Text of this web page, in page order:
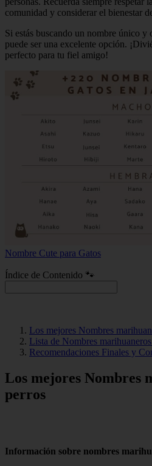
comunidad y considerar el bienestar
Si estás buscando un nombre único y
puede ser una excelente opción.
perfecto para tu fiel amigo!
Nombre Cute para Gatos
Índice de Contenido 🐾
Los mejores Nombres
Lista de Nombres
Recomendaciones Finales y
Los mejores Nombres
perros
Información sobre nombres